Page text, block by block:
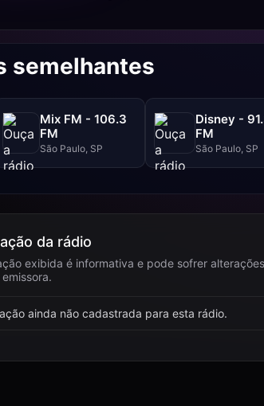
semelhantes
Mix FM - 106.3
FM
São Paulo, SP
Disney -
FM
São Paulo, SP
da rádio
exibida é informativa e pode sofrer
ainda não cadastrada para esta rádio.